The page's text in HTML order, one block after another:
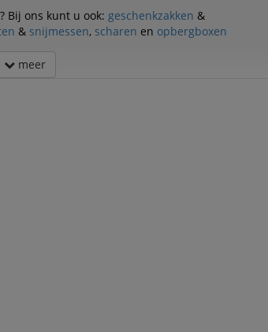
Bij ons kunt u ook: geschenkzakken &
& snijmessen, scharen en opbergboxen
meer